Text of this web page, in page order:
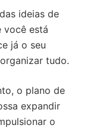
ideias de
você está
já o seu
tudo.
o plano de
expandir
o